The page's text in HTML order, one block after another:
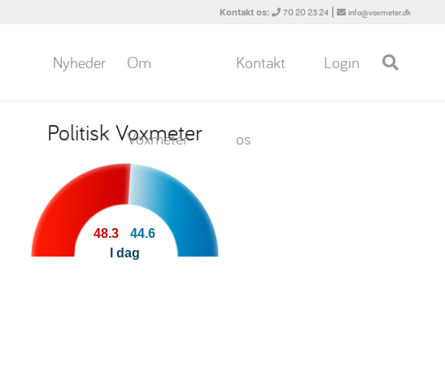
Kontakt os: 70 20 23 24 | info@voxmeter.dk
Nyheder Om
Voxmeter
Kontakt
os
Login
Politisk Voxmeter
48.3
44.6
I dag